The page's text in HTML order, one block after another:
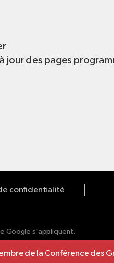
jour des pages
confidentialité
Google s'appliquent.
de la Conférence des